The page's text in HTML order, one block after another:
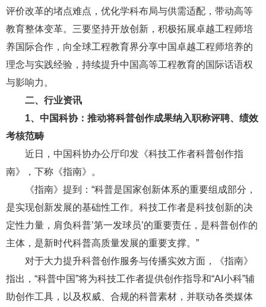
评价改革的堵点难点，优化学科布局与供需适配，带动高等
教育整体变革。三要坚持开放创新，积极拓展卓越工程师培
养国际合作，向全球工程教育界分享中国卓越工程师培养的
理念与实践经验，持续提升中国高等工程教育的国际话语权
与影响力。
二、行业资讯
1、 中国科协：推动将科普创作成果纳入职称评聘、绩效
考核范畴
近日，中国科协办公厅印发《科技工作者科普创作指
南》，下称《指南》。
《指南》提到：“科普是国家创新体系的重要组成部分，
是实现创新发展的基础性工作。科技工作者是科技创新的决
定性力量，肩负科普’第一发球员’的重要责任，是科普创作的
主体，是新时代科普高质量发展的重要支撑。”
对于大力提升科普创作服务与传播实效方面，《指南》
指出，“科普中国”将为科技工作者提供创作指导和“AI小科”辅
助创作工具，以及权威、合规的科普素材，并联动各类媒体